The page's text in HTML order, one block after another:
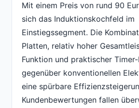
Mit einem Preis von rund 90
sich das Induktionskochfeld im
Einstiegssegment. Die
Platten, relativ hoher
Funktion und praktischer
gegenüber konventionellen
eine spürbare
Kundenbewertungen fallen